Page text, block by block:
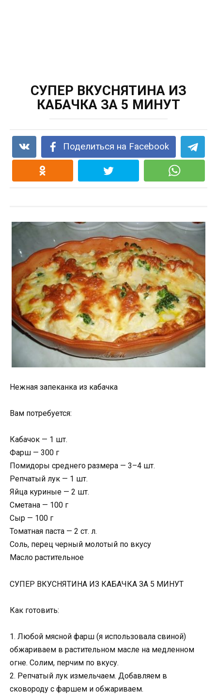
СУПЕР ВКУСНЯТИНА ИЗ
КАБАЧКА ЗА 5 МИНУТ
Поделиться на Facebook
Нежная запеканка из кабачка
Вам потребуется:
Кабачок — 1 шт.
Фарш — 300 г
Помидоры среднего размера — 3–4 шт.
Репчатый лук — 1 шт.
Яйца куриные — 2 шт.
Сметана — 100 г
Сыр — 100 г
Томатная паста — 2 ст. л.
Соль, перец черный молотый по вкусу
Масло растительное
СУПЕР ВКУСНЯТИНА ИЗ КАБАЧКА ЗА 5 МИНУТ
Как готовить:
1. Любой мясной фарш (я использовала свиной)
обжариваем в растительном масле на медленном
огне. Солим, перчим по вкусу.
2. Репчатый лук измельчаем. Добавляем в
сковороду с фаршем и обжариваем.